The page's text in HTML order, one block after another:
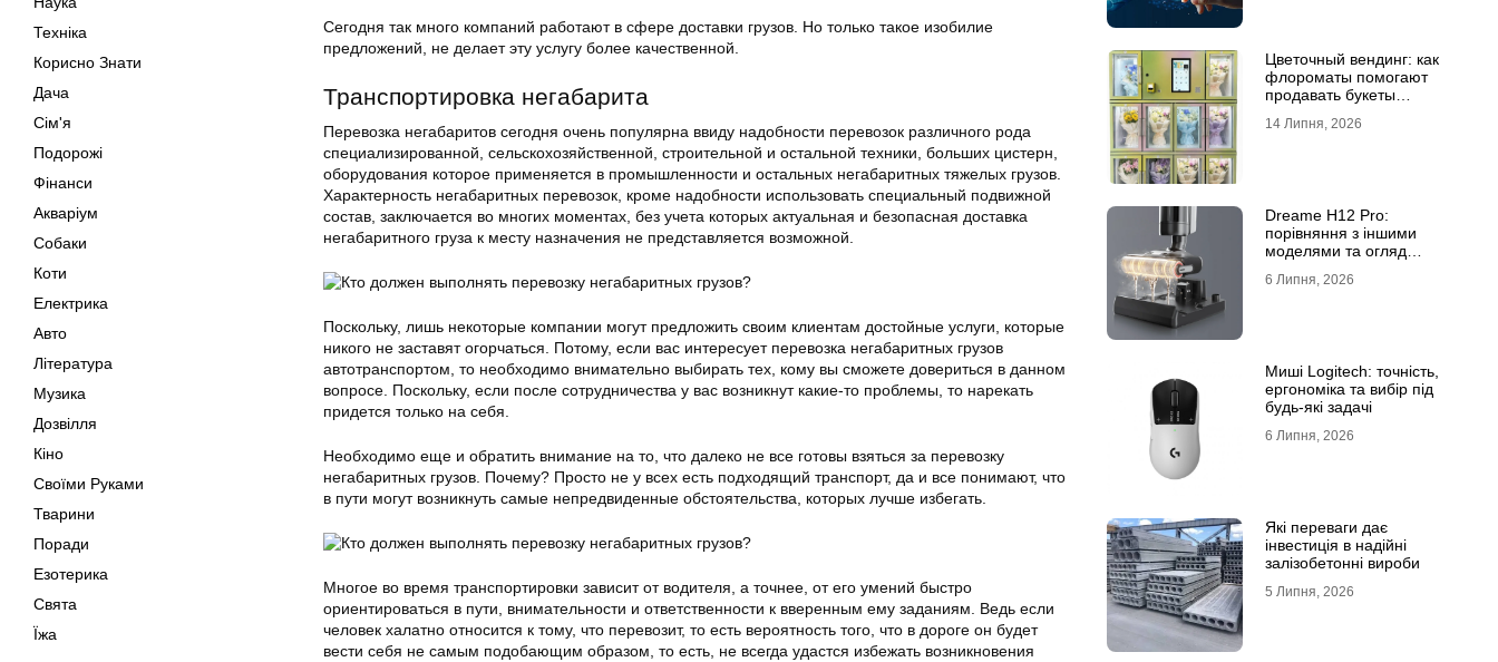
Техніка
Корисно Знати
Дача
Сім'я
Подорожі
Фінанси
Акваріум
Собаки
Коти
Електрика
Авто
Література
Музика
Дозвілля
Кіно
Своїми Руками
Тварини
Поради
Езотерика
Свята
Їжа
Сегодня так много компаний работают в сфере доставки грузов. Но только такое изобилие
предложений, не делает эту услугу более качественной.
Транспортировка негабарита
Перевозка негабаритов сегодня очень популярна ввиду надобности перевозок различного рода
специализированной, сельскохозяйственной, строительной и остальной техники, больших цистерн,
оборудования которое применяется в промышленности и остальных негабаритных тяжелых грузов.
Характерность негабаритных перевозок, кроме надобности использовать специальный подвижной
состав, заключается во многих моментах, без учета которых актуальная и безопасная доставка
негабаритного груза к месту назначения не представляется возможной.
Поскольку, лишь некоторые компании могут предложить своим клиентам достойные услуги, которые
никого не заставят огорчаться. Потому, если вас интересует перевозка негабаритных грузов
автотранспортом, то необходимо внимательно выбирать тех, кому вы сможете довериться в данном
вопросе. Поскольку, если после сотрудничества у вас возникнут какие-то проблемы, то нарекать
придется только на себя.
Необходимо еще и обратить внимание на то, что далеко не все готовы взяться за перевозку
негабаритных грузов. Почему? Просто не у всех есть подходящий транспорт, да и все понимают, что
в пути могут возникнуть самые непредвиденные обстоятельства, которых лучше избегать.
Многое во время транспортировки зависит от водителя, а точнее, от его умений быстро
ориентироваться в пути, внимательности и ответственности к вверенным ему заданиям. Ведь если
человек халатно относится к тому, что перевозит, то есть вероятность того, что в дороге он будет
вести себя не самым подобающим образом, то есть, не всегда удастся избежать возникновения
Цветочный вендинг: как
флороматы помогают
продавать букеты
14 Липня, 2026
Dreame H12 Pro:
порівняння з іншими
моделями та огляд
6 Липня, 2026
Миші Logitech: точність,
ергономіка та вибір під
будь-які задачі
6 Липня, 2026
Які переваги дає
інвестиція в надійні
залізобетонні вироби
5 Липня, 2026